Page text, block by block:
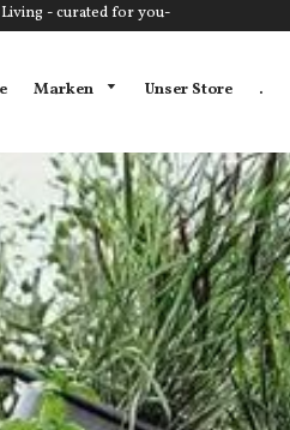
- curated for you-
Marken Unser Store .